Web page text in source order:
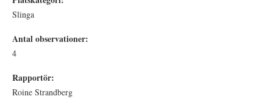
Slinga
Antal observationer:
4
Rapportör:
Roine Strandberg